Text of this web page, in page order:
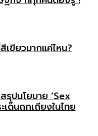
เขียวมากแค่ไหน?
ปนโยบาย ‘Sex
เด็นถกเถียงในไทย